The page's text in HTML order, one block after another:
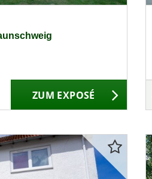
ZUM EXPOSÉ